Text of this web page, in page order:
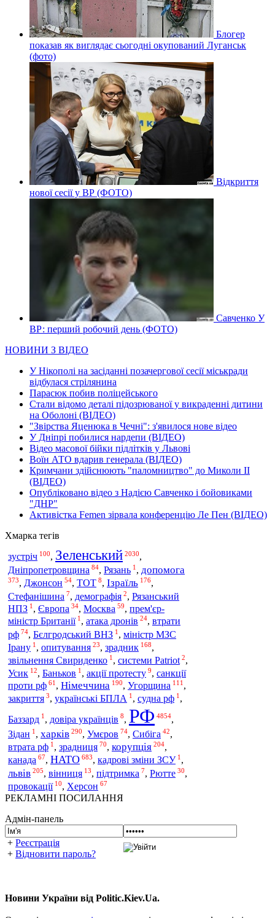
Блогер
показав як виглядає сьогодні окупований Луганськ
(фото)
Відкриття
нової сесії у ВР (ФОТО)
Савченко У
ВР: перший робочий день (ФОТО)
НОВИНИ З ВІДЕО
У Нікополі на засіданні позачергової сесії міськради
відбулася стрілянина
Парасюк побив поліцейського
Стали відомо деталі підозрюваної у викраденні дитини
на Оболоні (ВІДЕО)
"Звірства Яценюка в Чечні": з'явилося нове відео
У Дніпрі побилися нардепи (ВІДЕО)
Відео масової бійки підлітків у Львові
Воїн АТО вдарив генерала (ВІДЕО)
Кримчани здійснюють "паломництво" до Миколи ІІ
(ВІДЕО)
Опубліковано відео з Надією Савченко і бойовиками
"ДНР"
Активістка Femen зірвала конференцію Ле Пен (ВІДЕО)
Хмарка тегів
зустріч 100, Зеленський 2030,
Дніпропетровщина 84, Рязань 1 , допомога
373, Джонсон 54, ТОТ 8, Ізраїль 176,
Стефанішина 7, демографія 2, Рязанський
НПЗ 1 , Європа 34, Москва 59, прем'єр-
міністр Британії 1 , атака дронів 24, втрати
рф 74, Бєлгродський ВНЗ 1 , міністр МЗС
Ірану 1 , опитування 23, зрадник 168,
звільнення Свириденко 1 , системи Patriot 2,
Усик 12, Баньков 1 , акції протесту 9, санкції
проти рф 61 , Німеччина 190, Угорщина 111 ,
закриття 3, українські БПЛА 1 , судна рф 1 ,
Баззард 1 , довіра українців 8, РФ 4854,
Зідан 1 , харків 290, Умєров 74, Сибіга 42,
втрата рф 1 , зрадниця 70, корупція 204,
канада 67, НАТО 683, кадрові зміни ЗСУ 1 ,
львів 205, вінниця 13, підтримка 7, Рютте 30,
провокації 10, Херсон 67
РЕКЛАМНІ ПОСИЛАННЯ
Адмін-панель
+ Реєстрація
+ Відновити пароль?
Новини України від Politic.Kiev.Ua.